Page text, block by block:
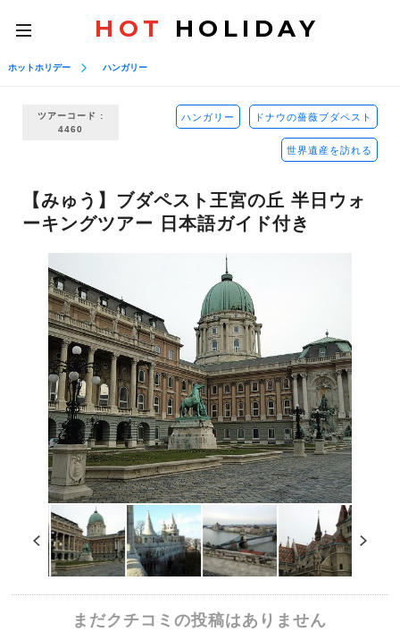
toggle
navigation
HOT HOLIDAY
ホットホリデー ハンガリー
ツアーコード :
4460
ハンガリー ドナウの薔薇ブダペスト
世界遺産を訪れる
【みゅう】ブダペスト王宮の丘 半日ウォ
ーキングツアー 日本語ガイド付き
まだクチコミの投稿はありません